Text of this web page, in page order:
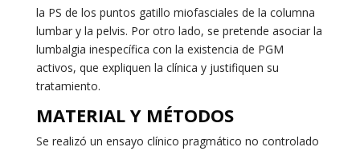
la PS de los puntos gatillo miofasciales de la columna
lumbar y la pelvis. Por otro lado, se pretende asociar la
lumbalgia inespecífica con la existencia de PGM
activos, que expliquen la clínica y justifiquen su
tratamiento.
MATERIAL Y MÉTODOS
Se realizó un ensayo clínico pragmático no controlado